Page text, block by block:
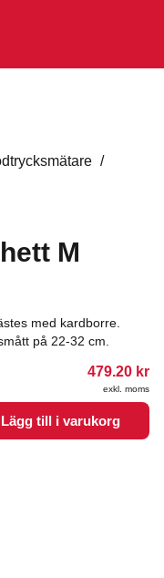
/
M
med kardborre.
på 22-32 cm.
479.20 kr
exkl. moms
Lägg till i varukorg